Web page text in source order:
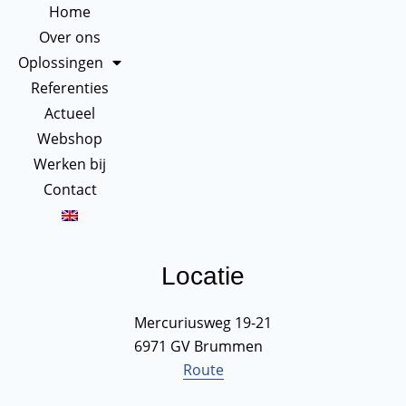
Home
Over ons
Oplossingen
Referenties
Actueel
Webshop
Werken bij
Contact
Locatie
Mercuriusweg 19-21
6971 GV Brummen
Route